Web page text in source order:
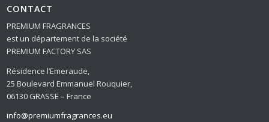
CONTACT
PREMIUM FRAGRANCES
est un département de la société
PREMIUM FACTORY SAS
Résidence l’Emeraude,
25 Boulevard Emmanuel Rouquier,
06130 GRASSE – France
info@premiumfragrances.eu